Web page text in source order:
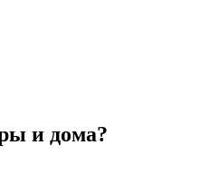
и дома?